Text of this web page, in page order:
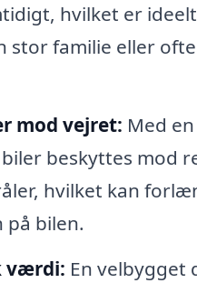
hvilket er
stor familie eller
mod vejret: Med
beskyttes mod
hvilket kan
på bilen.
værdi: En velbygget